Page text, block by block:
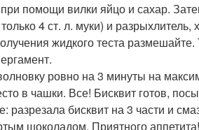
помощи вилки яйцо и сахар.
4 ст. л. муки) и
жидкого теста
ровно на 3 минуты на
в чашки. Все! Бисквит готов,
разрезала бисквит на 3 части и
шоколадом. Приятного аппетита!